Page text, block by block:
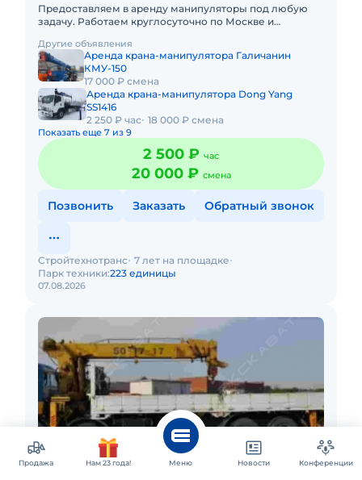
Предоставляем в аренду манипуляторы под любую
задачу. Работаем круглосуточно по Москве и
расчет.
Другие объявления
Аренда крана-манипулятора Галичанин
КМУ-150
17 000 ₽ смена
Аренда крана-манипулятора Dong Yang
SS1416
2 250 ₽ час 18 000 ₽ смена
Показать еще 7 из 9
2 500 ₽ час
20 000 ₽ смена
Позвонить Заказать Обратный звонок
07.08.2026
Стройтехнотранс 7 лет на площадке
Парк техники:223 единицы
Продажа Нам 23 года! Меню Новости Конференции